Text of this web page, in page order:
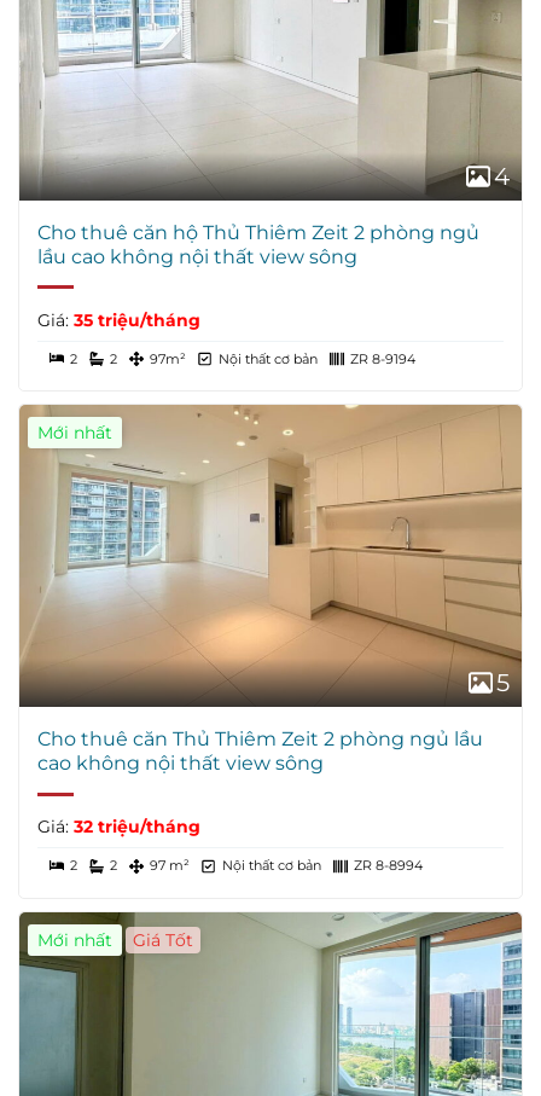
4
Cho thuê căn hộ Thủ Thiêm Zeit 2 phòng ngủ
lầu cao không nội thất view sông
Giá: 35 triệu/tháng
2 2 97m² Nội thất cơ bản ZR 8-9194
Mới nhất
5
Cho thuê căn Thủ Thiêm Zeit 2 phòng ngủ lầu
cao không nội thất view sông
Giá: 32 triệu/tháng
2 2 97 m² Nội thất cơ bản ZR 8-8994
Mới nhất Giá Tốt